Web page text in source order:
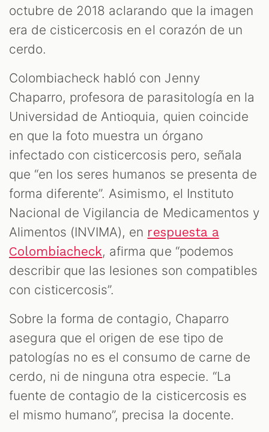
octubre de 2018 aclarando que la imagen
era de cisticercosis en el corazón de un
cerdo.
Colombiacheck habló con Jenny
Chaparro, profesora de parasitología en la
Universidad de Antioquia, quien coincide
en que la foto muestra un órgano
infectado con cisticercosis pero, señala
que “en los seres humanos se presenta de
forma diferente”. Asimismo, el Instituto
Nacional de Vigilancia de Medicamentos y
Alimentos (INVIMA), en respuesta a
Colombiacheck, afirma que “podemos
describir que las lesiones son compatibles
con cisticercosis”.
Sobre la forma de contagio, Chaparro
asegura que el origen de ese tipo de
patologías no es el consumo de carne de
cerdo, ni de ninguna otra especie. “La
fuente de contagio de la cisticercosis es
el mismo humano”, precisa la docente.